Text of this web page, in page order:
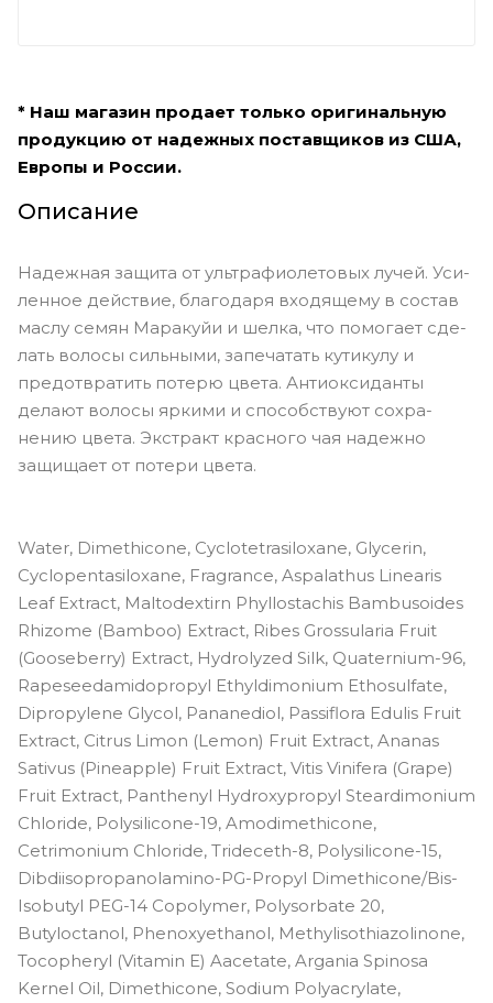
* Наш магазин продает только оригинальную
продукцию от надежных поставщиков из США,
Европы и России.
Описание
Надежная защи­та от ультрафиолетовых лучей. Уси­
ленное действие, благодаря вхо­дящему в состав
маслу семян Мара­куйи и шелка, что помогает сде­
лать волосы сильными, запечата­ть кутикулу и
предотвратить поте­рю цвета. Антиоксиданты
делают воло­сы яркими и способствуют сохра­
нению цвета. Экстракт красного чая наде­жно
защищает от потери цвета.
Water, Dimethicone, Cyclotetrasiloxane, Glycerin,
Cyclopentasiloxane, Fragrance, Aspalathus Linearis
Leaf Extract, Maltodextirn Phyllostachis Bambusoides
Rhizome (Bamboo) Extract, Ribes Grossularia Fruit
(Gooseberry) Extract, Hydrolyzed Silk, Quaternium-96,
Rapeseedamidopropyl Ethyldimonium Ethosulfate,
Dipropylene Glycol, Pananediol, Passiflora Edulis Fruit
Extract, Citrus Limon (Lemon) Fruit Extract, Ananas
Sativus (Pineapple) Fruit Extract, Vitis Vinifera (Grape)
Fruit Extract, Panthenyl Hydroxypropyl Steardimonium
Chloride, Polysilicone-19, Amodimethicone,
Cetrimonium Chloride, Trideceth-8, Polysilicone-15,
Dibdiisopropanolamino-PG-Propyl Dimethicone/Bis-
Isobutyl PEG-14 Copolymer, Polysorbate 20,
Butyloctanol, Phenoxyethanol, Methylisothiazolinone,
Tocopheryl (Vitamin E) Aacetate, Argania Spinosa
Kernel Oil, Dimethicone, Sodium Polyacrylate,